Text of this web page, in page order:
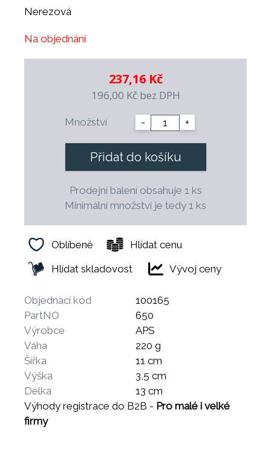
Nerezová
Na objednání
237,16 Kč
196,00 Kč bez DPH
Množství - +
Přidat do košíku
Prodejní balení obsahuje 1 ks
Minimální množství je tedy 1 ks
Oblíbené
Hlídat cenu
Hlídat skladovost
Vývoj ceny
Objednací kód
100165
PartNO
650
Výrobce
APS
Váha
220 g
Šířka
11 cm
Výška
3,5 cm
Délka
13 cm
Výhody registrace do B2B - Pro malé i velké
firmy